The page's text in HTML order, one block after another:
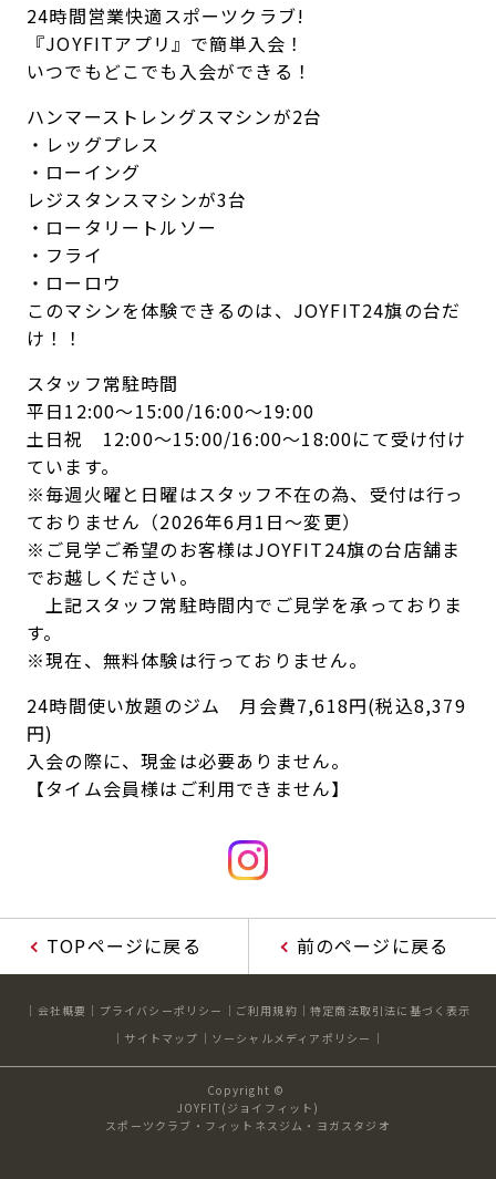
24時間営業快適スポーツクラブ!
『JOYFITアプリ』で簡単入会！
いつでもどこでも入会ができる！
ハンマーストレングスマシンが2台
・レッグプレス
・ローイング
レジスタンスマシンが3台
・ロータリートルソー
・フライ
・ローロウ
このマシンを体験できるのは、JOYFIT24旗の台だ
け！！
スタッフ常駐時間
平日12:00～15:00/16:00～19:00
土日祝 12:00～15:00/16:00～18:00にて受け付け
ています。
※毎週火曜と日曜はスタッフ不在の為、受付は行っ
ておりません（2026年6月1日～変更）
※ご見学ご希望のお客様はJOYFIT24旗の台店舗ま
でお越しください。
上記スタッフ常駐時間内でご見学を承っておりま
す。
※現在、無料体験は行っておりません。
24時間使い放題のジム 月会費7,618円(税込8,379
円)
入会の際に、現金は必要ありません。
【タイム会員様はご利用できません】
TOPページに戻る 前のページに戻る
会社概要 プライバシーポリシー ご利用規約
特定商法取引法に基づく表示
サイトマップ
ソーシャルメディアポリシー
Copyright ©
JOYFIT(ジョイフィット)
スポーツクラブ・フィットネスジム・ヨガスタジオ